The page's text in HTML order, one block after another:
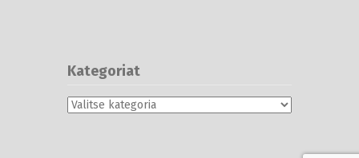
Kategoriat
Kategoriat